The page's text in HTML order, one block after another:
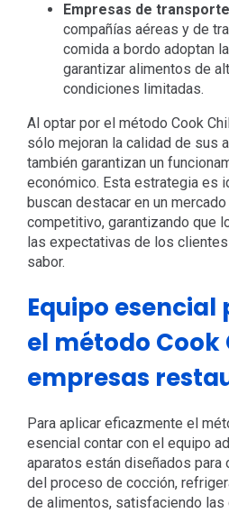
Empresas de
compañías aéreas y de
comida a bordo adoptan
garantizar alimentos de
condiciones limitadas.
Al optar por el método Cook
sólo mejoran la calidad de sus
también garantizan un
económico. Esta estrategia es
buscan destacar en un
competitivo, garantizando que
las expectativas de los
sabor.
Equipo
el método Cook
empresas
Para aplicar eficazmente el
esencial contar con el equipo
aparatos están diseñados para
del proceso de cocción,
de alimentos, satisfaciendo